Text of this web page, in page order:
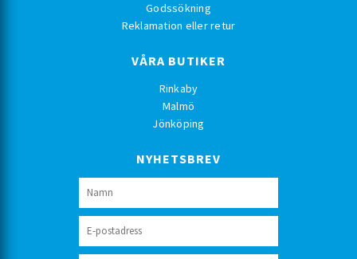
Godssökning
Reklamation eller retur
VÅRA BUTIKER
Rinkaby
Malmö
Jönköping
NYHETSBREV